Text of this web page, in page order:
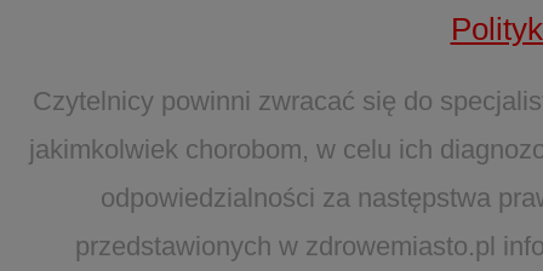
Czytelnicy powinni zwracać się do
jakimkolwiek chorobom, w celu ich
odpowiedzialności za następstwa
przedstawionych w zdrowemiasto.pl